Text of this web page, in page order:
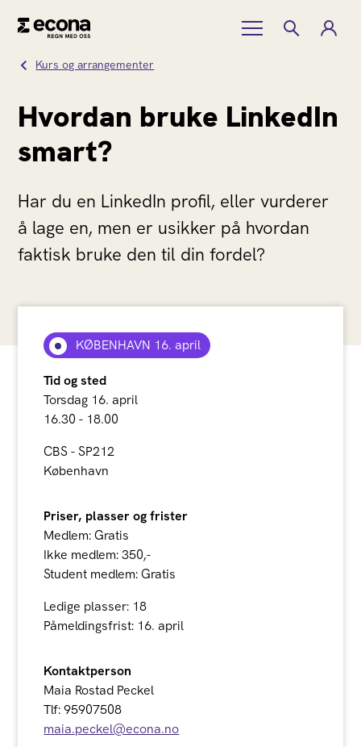
Kurs og arrangementer
Hvordan bruke LinkedIn
smart?
Har du en LinkedIn profil, eller vurderer
å lage en, men er usikker på hvordan
faktisk bruke den til din fordel?
KØBENHAVN 16. april
Tid og sted
Torsdag 16. april
16.30 - 18.00
CBS - SP212
København
Priser, plasser og frister
Medlem: Gratis
Ikke medlem: 350,-
Student medlem: Gratis
Ledige plasser: 18
Påmeldingsfrist: 16. april
Kontaktperson
Maia Rostad Peckel
Tlf: 95907508
maia.peckel@econa.no